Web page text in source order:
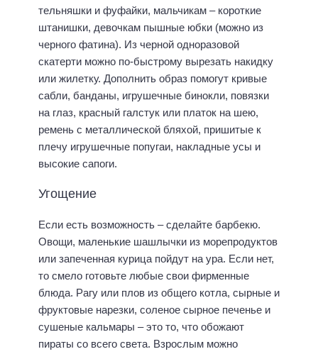
тельняшки и фуфайки, мальчикам – короткие
штанишки, девочкам пышные юбки (можно из
черного фатина). Из черной одноразовой
скатерти можно по-быстрому вырезать накидку
или жилетку. Дополнить образ помогут кривые
сабли, банданы, игрушечные бинокли, повязки
на глаз, красный галстук или платок на шею,
ремень с металлической бляхой, пришитые к
плечу игрушечные попугаи, накладные усы и
высокие сапоги.
Угощение
Если есть возможность – сделайте барбекю.
Овощи, маленькие шашлычки из морепродуктов
или запеченная курица пойдут на ура. Если нет,
то смело готовьте любые свои фирменные
блюда. Рагу или плов из общего котла, сырные и
фруктовые нарезки, соленое сырное печенье и
сушеные кальмары – это то, что обожают
пираты со всего света. Взрослым можно